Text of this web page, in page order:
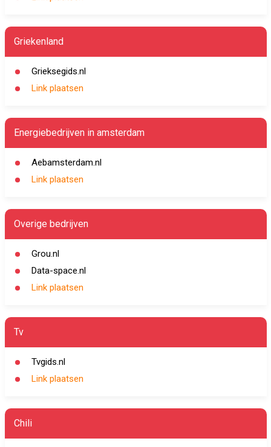
Griekenland
Grieksegids.nl
Link plaatsen
Energiebedrijven in amsterdam
Aebamsterdam.nl
Link plaatsen
Overige bedrijven
Grou.nl
Data-space.nl
Link plaatsen
Tv
Tvgids.nl
Link plaatsen
Chili